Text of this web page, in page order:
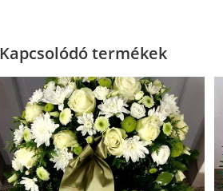
Kapcsolódó termékek